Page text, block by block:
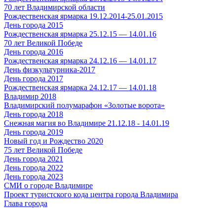
70 лет Владимирской области
Рождественская ярмарка 19.12.2014-25.01.2015
День города 2015
Рождественская ярмарка 25.12.15 — 14.01.16
70 лет Великой Победе
День города 2016
Рождественская ярмарка 24.12.16 — 14.01.17
День физкультурника-2017
День города 2017
Рождественская ярмарка 24.12.17 — 14.01.18
Владимир 2018
Владимирский полумарафон «Золотые ворота»
День города 2018
Снежная магия во Владимире 21.12.18 - 14.01.19
День города 2019
Новый год и Рождество 2020
75 лет Великой Победе
День города 2021
День города 2022
День города 2023
СМИ о городе Владимире
Проект туристского кода центра города Владимира
Глава города